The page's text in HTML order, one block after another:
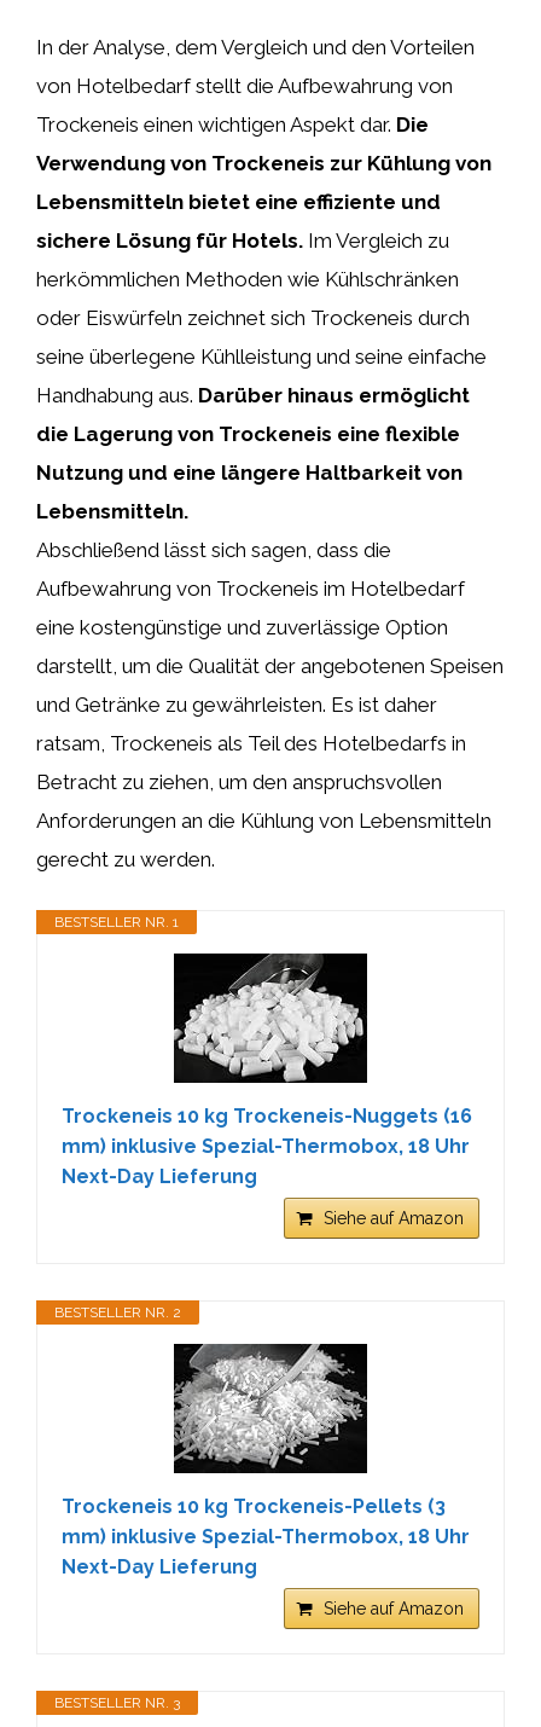
In der Analyse, dem Vergleich und den Vorteilen
von Hotelbedarf stellt die Aufbewahrung von
Trockeneis einen wichtigen Aspekt dar. Die
Verwendung von Trockeneis zur Kühlung von
Lebensmitteln bietet eine effiziente und
sichere Lösung für Hotels. Im Vergleich zu
herkömmlichen Methoden wie Kühlschränken
oder Eiswürfeln zeichnet sich Trockeneis durch
seine überlegene Kühlleistung und seine einfache
Handhabung aus. Darüber hinaus ermöglicht
die Lagerung von Trockeneis eine flexible
Nutzung und eine längere Haltbarkeit von
Lebensmitteln.
Abschließend lässt sich sagen, dass die
Aufbewahrung von Trockeneis im Hotelbedarf
eine kostengünstige und zuverlässige Option
darstellt, um die Qualität der angebotenen Speisen
und Getränke zu gewährleisten. Es ist daher
ratsam, Trockeneis als Teil des Hotelbedarfs in
Betracht zu ziehen, um den anspruchsvollen
Anforderungen an die Kühlung von Lebensmitteln
gerecht zu werden.
BESTSELLER NR. 1
Trockeneis 10 kg Trockeneis-Nuggets (16
mm) inklusive Spezial-Thermobox, 18 Uhr
Next-Day Lieferung
Siehe auf Amazon
BESTSELLER NR. 2
Trockeneis 10 kg Trockeneis-Pellets (3
mm) inklusive Spezial-Thermobox, 18 Uhr
Next-Day Lieferung
Siehe auf Amazon
BESTSELLER NR. 3